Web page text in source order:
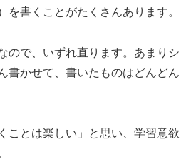
を書くことがたくさんあります。
ので、いずれ直ります。あまりシ
書かせて、書いたものはどんどん
ことは楽しい」と思い、学習意欲